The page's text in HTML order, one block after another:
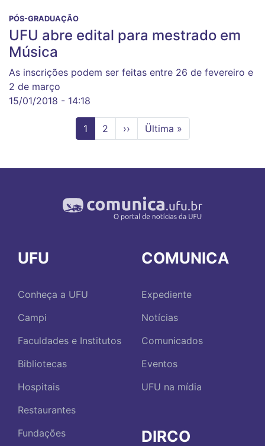
PÓS-GRADUAÇÃO
UFU abre edital para mestrado em
Música
As inscrições podem ser feitas entre 26 de fevereiro e
2 de março
15/01/2018 - 14:18
Página
atual
1 Page
2
Próxima
página
››
Última
página
Ültima »
UFU
Conheça a UFU
Campi
Faculdades e Institutos
Bibliotecas
Hospitais
Restaurantes
Fundações
COMUNICA
Expediente
Notícias
Comunicados
Eventos
UFU na mídia
DIRCO